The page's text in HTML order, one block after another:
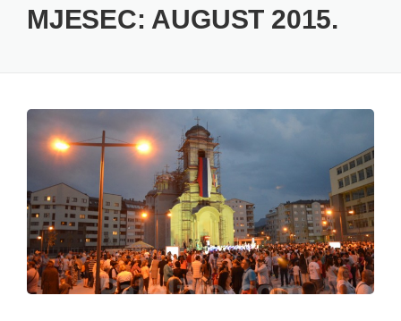
MJESEC: AUGUST 2015.